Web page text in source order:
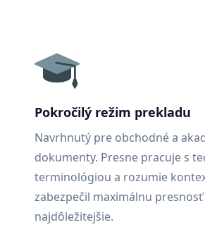
Pokročilý režim prekladu
Navrhnutý pre obchodné a
dokumenty. Presne pracuje s
terminológiou a rozumie
zabezpečil maximálnu
najdôležitejšie.